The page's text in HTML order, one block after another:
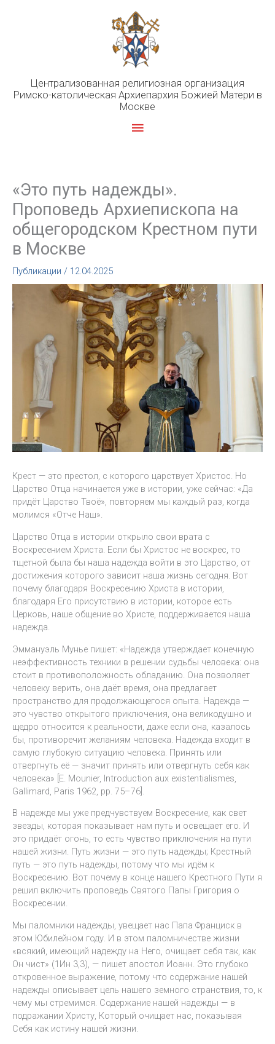
Централизованная религиозная организация
Римско-католическая Архиепархия Божией Матери в
Москве
Главное
«Это путь надежды».
Проповедь Архиепископа на
общегородском Крестном пути
в Москве
Публикации / 12.04.2025
Крест — это престол, с которого царствует Христос. Но
Царство Отца начинается уже в истории, уже сейчас: «Да
придёт Царство Твоё», повторяем мы каждый раз, когда
молимся «Отче Наш».
Царство Отца в истории открыло свои врата с
Воскресением Христа. Если бы Христос не воскрес, то
тщетной была бы наша надежда войти в это Царство, от
достижения которого зависит наша жизнь сегодня. Вот
почему благодаря Воскресению Христа в истории,
благодаря Его присутствию в истории, которое есть
Церковь, наше общение во Христе, поддерживается наша
надежда.
Эммануэль Мунье пишет: «Надежда утверждает конечную
неэффективность техники в решении судьбы человека: она
стоит в противоположность обладанию. Она позволяет
человеку верить, она даёт время, она предлагает
пространство для продолжающегося опыта. Надежда —
это чувство открытого приключения, она великодушно и
щедро относится к реальности, даже если она, казалось
бы, противоречит желаниям человека. Надежда входит в
самую глубокую ситуацию человека. Принять или
отвергнуть её — значит принять или отвергнуть себя как
человека» [E. Mounier, Introduction aux existentialismes,
Gallimard, Paris 1962, pp. 75–76].
В надежде мы уже предчувствуем Воскресение, как свет
звезды, которая показывает нам путь и освещает его. И
это придаёт огонь, то есть чувство приключения на пути
нашей жизни. Путь жизни — это путь надежды; Крестный
путь — это путь надежды, потому что мы идём к
Воскресению. Вот почему в конце нашего Крестного Пути я
решил включить проповедь Святого Папы Григория о
Воскресении.
Мы паломники надежды, увещает нас Папа Франциск в
этом Юбилейном году. И в этом паломничестве жизни
«всякий, имеющий надежду на Него, очищает себя так, как
Он чист» (1Ин 3,3), — пишет апостол Иоанн. Это глубоко
откровенное выражение, потому что содержание нашей
надежды описывает цель нашего земного странствия, то, к
чему мы стремимся. Содержание нашей надежды — в
подражании Христу, Который очищает нас, показывая
Себя как истину нашей жизни.